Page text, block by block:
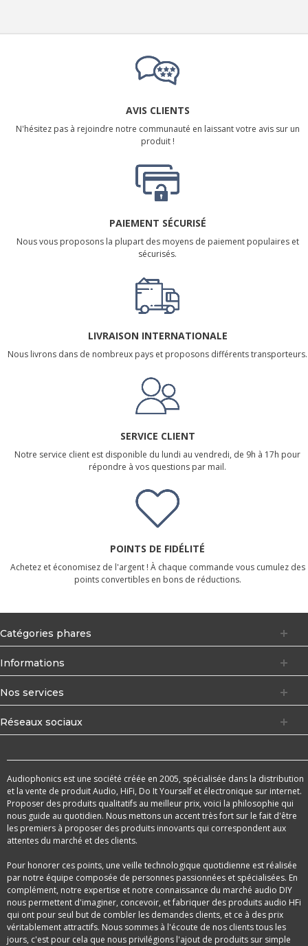
AVIS CLIENTS
N'hésitez pas à rejoindre notre communauté en laissant votre avis sur un
produit !
PAIEMENT SÉCURISÉ
Nous vous proposons la plupart des moyens de paiement populaires et
sécurisés.
LIVRAISON INTERNATIONALE
Nous livrons dans de nombreux pays et proposons différents transporteurs.
SERVICE CLIENT
Notre service client est disponible du lundi au vendredi, de 9h à 17h pour
répondre à vos questions par mail.
POINTS DE FIDÉLITÉ
Achetez et économisez de l'argent ! À chaque commande vous cumulez des
points convertibles en bons de réductions.
Catégories phares
Informations
Nos services
Réseaux sociaux
Audiophonics est une société créée en 2005, spécialisée dans la distribution
et la vente de produit Audio, HiFi, Do It Yourself et électronique sur internet.
Proposer des produits qualitatifs au meilleur prix, voici la philosophie qui
nous guide au quotidien. Nous mettons un accent très fort sur le fait d'être
les premiers à proposer des produits innovants qui correspondent aux
attentes du marché et des clients.
Pour honorer ces points, une veille technologique quotidienne est réalisée
par notre équipe composée de personnes passionnées et spécialisées. En
complément, notre expertise et notre connaissance du marché audio DIY
nous permettent d'imaginer, concevoir, et fabriquer des produits audio HFi
qui ont pour seul but de combler les demandes clients, et ce à des prix
véritablement attractifs. Nous sommes à l'écoute de nos clients tous les
jours, c'est pour cela que nous privilégions l'ajout de produits sur simple